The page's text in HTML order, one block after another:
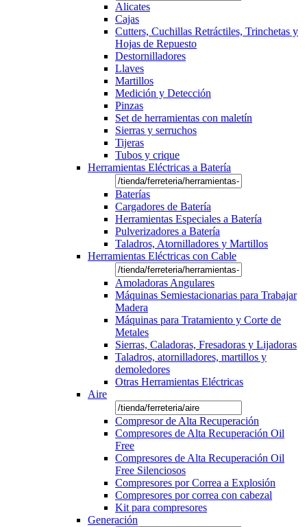
Alicates
Cajas
Cutters, Cuchillas Retráctiles, Trinchetas y
Hojas de Repuesto
Destornilladores
Llaves
Martillos
Medición y Detección
Pinzas
Set de herramientas con maletín
Sierras y serruchos
Tijeras
Tubos y crique
Herramientas Eléctricas a Batería
Baterías
Cargadores de Batería
Herramientas Especiales a Batería
Pulverizadores a Batería
Taladros, Atornilladores y Martillos
Herramientas Eléctricas con Cable
Amoladoras Angulares
Máquinas Semiestacionarias para Trabajar
Madera
Máquinas para Tratamiento y Corte de
Metales
Sierras, Caladoras, Fresadoras y Lijadoras
Taladros, atornilladores, martillos y
demoledores
Otras Herramientas Eléctricas
Aire
Compresor de Alta Recuperación
Compresores de Alta Recuperación Oil
Free
Compresores de Alta Recuperación Oil
Free Silenciosos
Compresores por Correa a Explosión
Compresores por correa con cabezal
Kit para compresores
Generación